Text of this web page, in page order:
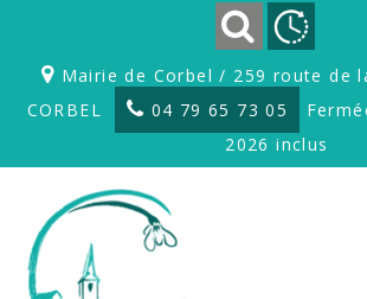
Mairie de Corbel / 259 route de
CORBEL
04 79 65 73 05
2026 inclus